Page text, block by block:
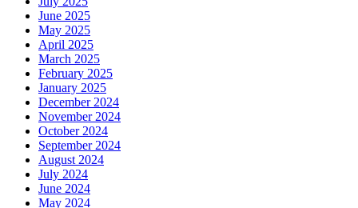
June 2025
May 2025
April 2025
March 2025
February 2025
January 2025
December 2024
November 2024
October 2024
September 2024
August 2024
July 2024
June 2024
May 2024